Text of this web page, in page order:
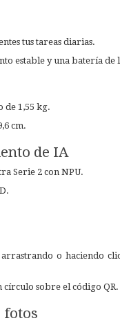
tus tareas diarias.
estable y una batería
1,55 kg.
cm.
de IA
Serie 2 con NPU.
o haciendo
círculo sobre el código QR.
fotos